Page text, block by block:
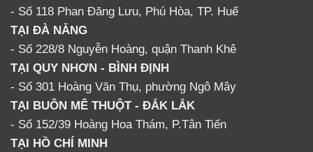
- Số 118 Phan Đăng Lưu, Phú Hòa, TP. Huế
TẠI ĐÀ NẴNG
- Số 228/8 Nguyễn Hoàng, quận Thanh Khê
TẠI QUY NHƠN - BÌNH ĐỊNH
- Số 301 Hoàng Văn Thụ, phường Ngô Mây
TẠI BUÔN MÊ THUỘT - ĐẮK LẮK
- Số 152/39 Hoàng Hoa Thám, P.Tân Tiến
TẠI HỒ CHÍ MINH